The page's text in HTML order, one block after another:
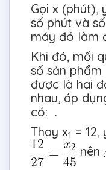
Gọi x (phút),
số phút và
máy đó làm
Khi đó, mối
số sản
được là hai
nhau, áp
có: .
Thay x1 = 12,
nên